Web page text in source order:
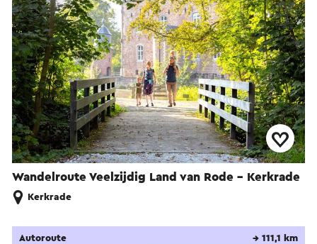
Wandelroute Veelzijdig Land van Rode - Kerkrade
Kerkrade
Autoroute → 111,1 km